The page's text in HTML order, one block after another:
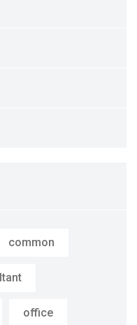
common
office